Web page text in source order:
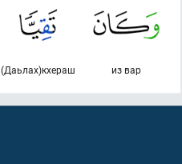
из вар
(Даьлах)кхераш